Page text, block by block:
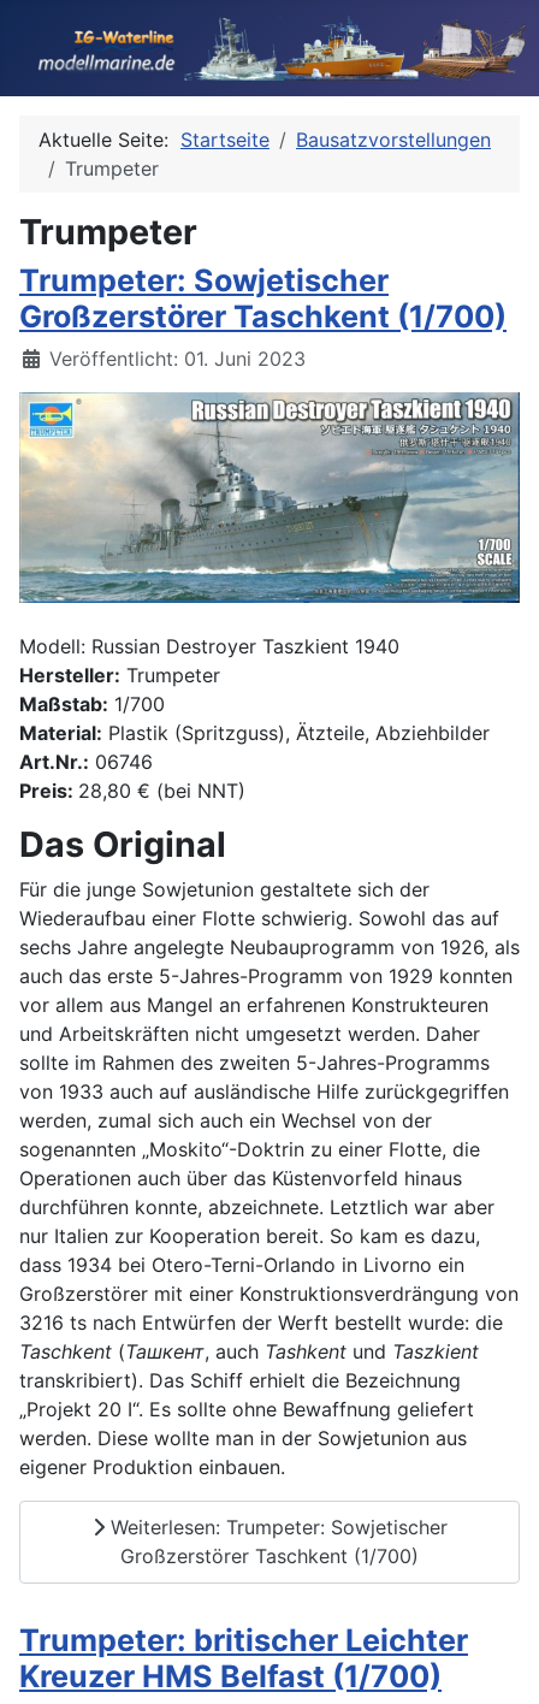
Aktuelle Seite: Startseite
Bausatzvorstellungen
Trumpeter
Trumpeter
Trumpeter: Sowjetischer
Großzerstörer Taschkent (1/700)
Details
Veröffentlicht: 01. Juni 2023
Modell: Russian Destroyer Taszkient 1940
Hersteller: Trumpeter
Maßstab: 1/700
Material: Plastik (Spritzguss), Ätzteile, Abziehbilder
Art.Nr.: 06746
Preis: 28,80 € (bei NNT)
Das Original
Für die junge Sowjetunion gestaltete sich der
Wiederaufbau einer Flotte schwierig. Sowohl das auf
sechs Jahre angelegte Neubauprogramm von 1926, als
auch das erste 5-Jahres-Programm von 1929 konnten
vor allem aus Mangel an erfahrenen Konstrukteuren
und Arbeitskräften nicht umgesetzt werden. Daher
sollte im Rahmen des zweiten 5-Jahres-Programms
von 1933 auch auf ausländische Hilfe zurückgegriffen
werden, zumal sich auch ein Wechsel von der
sogenannten „Moskito“-Doktrin zu einer Flotte, die
Operationen auch über das Küstenvorfeld hinaus
durchführen konnte, abzeichnete. Letztlich war aber
nur Italien zur Kooperation bereit. So kam es dazu,
dass 1934 bei Otero-Terni-Orlando in Livorno ein
Großzerstörer mit einer Konstruktionsverdrängung von
3216 ts nach Entwürfen der Werft bestellt wurde: die
Taschkent (Ташкент, auch Tashkent und Taszkient
transkribiert). Das Schiff erhielt die Bezeichnung
„Projekt 20 I“. Es sollte ohne Bewaffnung geliefert
werden. Diese wollte man in der Sowjetunion aus
eigener Produktion einbauen.
Weiterlesen: Trumpeter: Sowjetischer
Großzerstörer Taschkent (1/700)
Trumpeter: britischer Leichter
Kreuzer HMS Belfast (1/700)